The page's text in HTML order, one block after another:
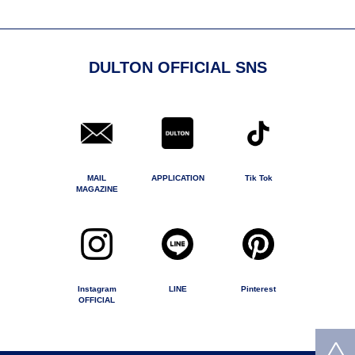
DULTON OFFICIAL SNS
MAIL
MAGAZINE
APPLICATION Tik Tok
Instagram
OFFICIAL
LINE Pinterest